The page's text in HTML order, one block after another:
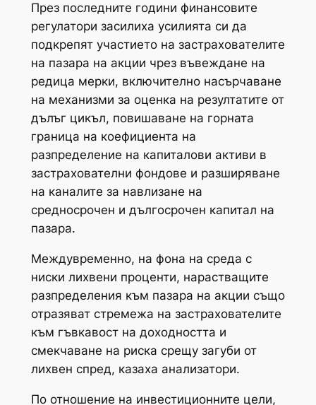
През последните години финансовите
регулатори засилиха усилията си да
подкрепят участието на застрахователите
на пазара на акции чрез въвеждане на
редица мерки, включително насърчаване
на механизми за оценка на резултатите от
дълъг цикъл, повишаване на горната
граница на коефициента на
разпределение на капиталови активи в
застрахователни фондове и разширяване
на каналите за навлизане на
средносрочен и дългосрочен капитал на
пазара.
Междувременно, на фона на среда с
ниски лихвени проценти, нарастващите
разпределения към пазара на акции също
отразяват стремежа на застрахователите
към гъвкавост на доходността и
смекчаване на риска срещу загуби от
лихвен спред, казаха анализатори.
По отношение на инвестиционните цели,